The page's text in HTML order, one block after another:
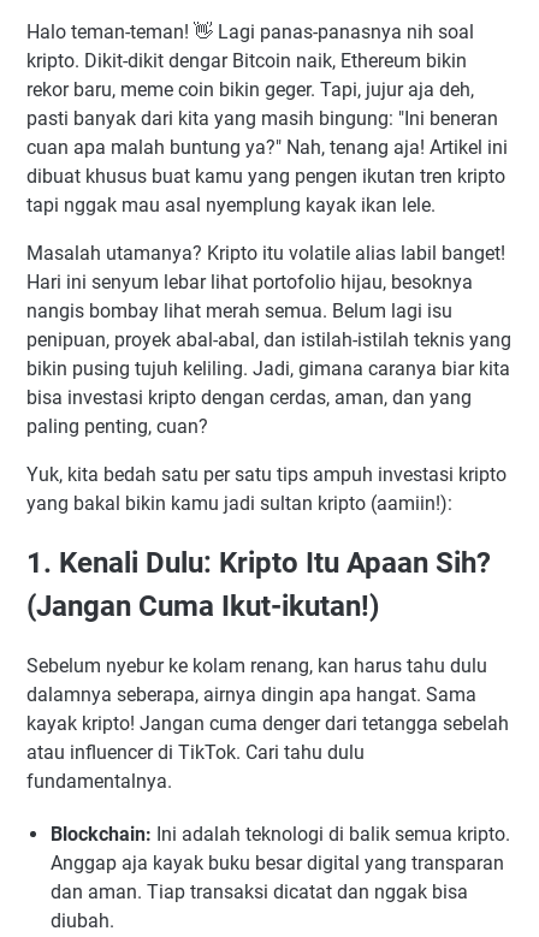
Halo teman-teman! 👋 Lagi panas-panasnya nih soal
kripto. Dikit-dikit dengar Bitcoin naik, Ethereum bikin
rekor baru, meme coin bikin geger. Tapi, jujur aja deh,
pasti banyak dari kita yang masih bingung: "Ini beneran
cuan apa malah buntung ya?" Nah, tenang aja! Artikel ini
dibuat khusus buat kamu yang pengen ikutan tren kripto
tapi nggak mau asal nyemplung kayak ikan lele.
Masalah utamanya? Kripto itu volatile alias labil banget!
Hari ini senyum lebar lihat portofolio hijau, besoknya
nangis bombay lihat merah semua. Belum lagi isu
penipuan, proyek abal-abal, dan istilah-istilah teknis yang
bikin pusing tujuh keliling. Jadi, gimana caranya biar kita
bisa investasi kripto dengan cerdas, aman, dan yang
paling penting, cuan?
Yuk, kita bedah satu per satu tips ampuh investasi kripto
yang bakal bikin kamu jadi sultan kripto (aamiin!):
1. Kenali Dulu: Kripto Itu Apaan Sih?
(Jangan Cuma Ikut-ikutan!)
Sebelum nyebur ke kolam renang, kan harus tahu dulu
dalamnya seberapa, airnya dingin apa hangat. Sama
kayak kripto! Jangan cuma denger dari tetangga sebelah
atau influencer di TikTok. Cari tahu dulu
fundamentalnya.
Blockchain: Ini adalah teknologi di balik semua kripto.
Anggap aja kayak buku besar digital yang transparan
dan aman. Tiap transaksi dicatat dan nggak bisa
diubah.